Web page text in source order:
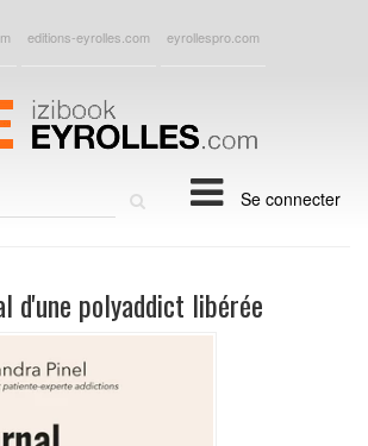
editions-eyrolles.com eyrollespro.com
Se connecter
d'une polyaddict libérée